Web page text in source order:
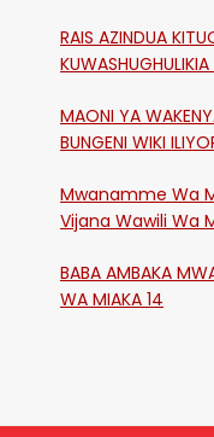
RAIS AZINDUA
MAONI YA WAKENYA KUHUSU
BUNGENI WIKI
Mwanamme Wa
Vijana Wawili Wa
BABA AMBAKA
WA MIAKA 14